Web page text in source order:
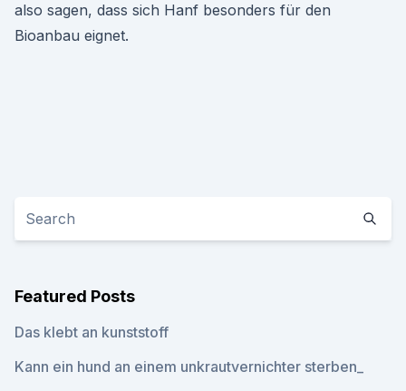
also sagen, dass sich Hanf besonders für den
Bioanbau eignet.
Featured Posts
Das klebt an kunststoff
Kann ein hund an einem unkrautvernichter sterben_